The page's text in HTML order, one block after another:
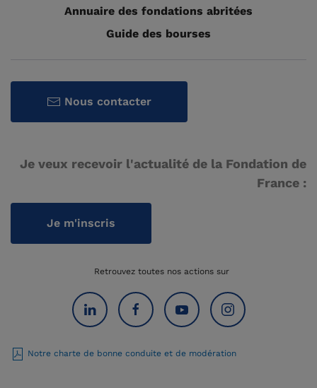
Annuaire des fondations abritées
Guide des bourses
Nous contacter
Je veux recevoir l'actualité de la Fondation de
France :
Je m'inscris
Retrouvez toutes nos actions sur
Notre charte de bonne conduite et de modération